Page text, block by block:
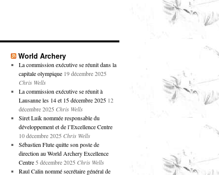
World Archery
La commission exécutive se réunit dans la
capitale olympique 19 décembre 2025
Chris Wells
La commission exécutive se réunit à
Lausanne les 14 et 15 décembre 2025 12
décembre 2025 Chris Wells
Siret Luik nommée responsable du
développement et de l’Excellence Centre
10 décembre 2025 Chris Wells
Sébastien Flute quitte son poste de
direction au World Archery Excellence
Centre 5 décembre 2025 Chris Wells
Raul Calin nommé secrétaire général de